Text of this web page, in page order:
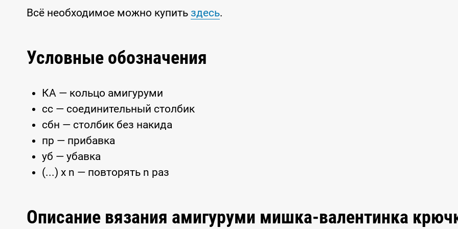
Всё необходимое можно купить здесь.
Условные обозначения
КА — кольцо амигуруми
сс — соединительный столбик
сбн — столбик без накида
пр — прибавка
уб — убавка
(...) x n — повторять n раз
Описание вязания амигуруми мишка-валентинка